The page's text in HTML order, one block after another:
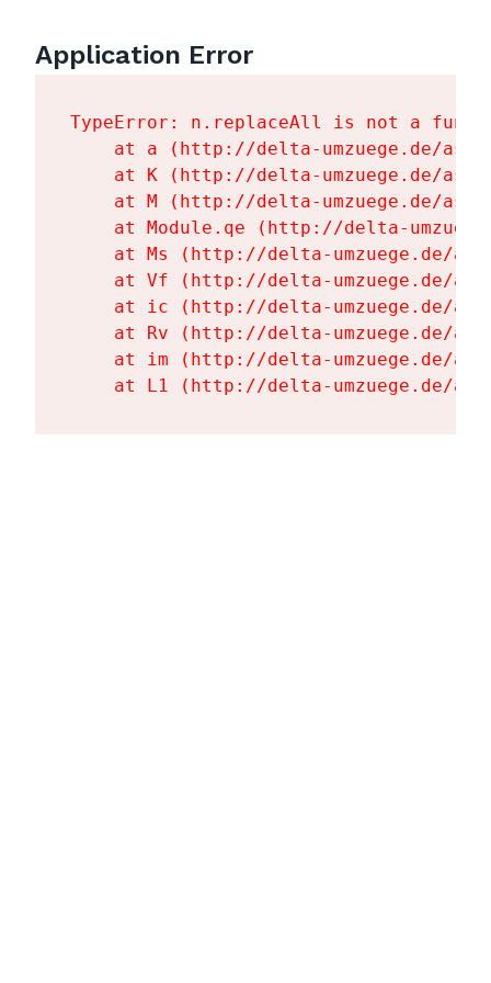
Application Error
TypeError: n.replaceAll is not a
at a (http://delta-umzuege.de/
at K (http://delta-umzuege.de/
at M (http://delta-umzuege.de/
at Module.qe (http://delta-
at Ms (http://delta-umzuege.de/
at Vf (http://delta-umzuege.de/
at ic (http://delta-umzuege.de/
at Rv (http://delta-umzuege.de/
at im (http://delta-umzuege.de/
at L1 (http://delta-umzuege.de/